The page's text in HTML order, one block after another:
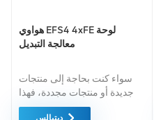
هواوي EFS4 4xFE لوحة
معالجة التبديل
سواء كنت بحاجة إلى منتجات
جديدة أو منتجات مجددة، فهذا
أمر شامل الضمان كمعيار. نحن
ديتيالس